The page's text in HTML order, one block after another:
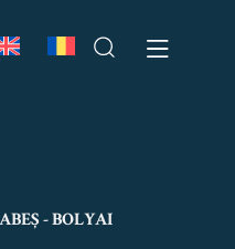
- BOLYAI